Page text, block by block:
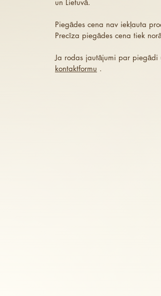
un Lietuvā.
Piegādes cena nav iekļauta
Precīza piegādes cena tiek
Ja rodas jautājumi par
kontaktformu .